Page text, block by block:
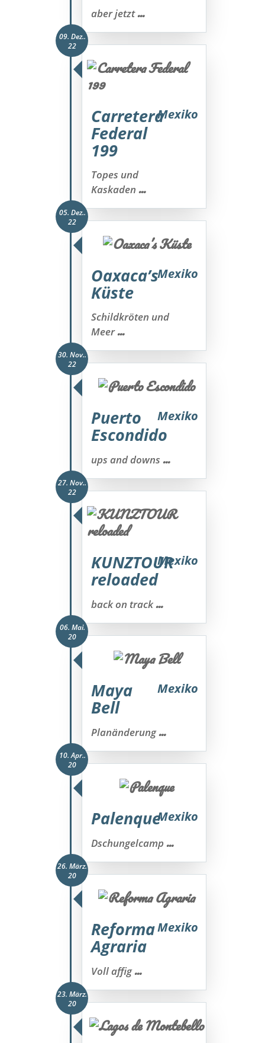
aber jetzt...
09. Dez..
22
Carretera
Federal
199
Mexiko
Topes und
Kaskaden...
05. Dez..
22
Oaxaca’s
Küste
Mexiko
Schildkröten und
Meer...
30. Nov..
22
Puerto
Escondido
Mexiko
ups and downs...
27. Nov..
22
KUNZTOUR
reloaded
Mexiko
back on track...
06. Mai.
20
Maya
Bell
Mexiko
Planänderung...
10. Apr..
20
PalenqueMexiko
Dschungelcamp...
26. März.
20
Reforma
Agraria
Mexiko
Voll affig...
23. März.
20